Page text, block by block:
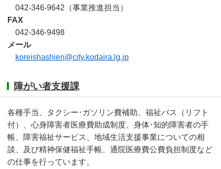
042-346-9642（事業推進担当）
FAX
042-346-9498
メール
koreishashien@city.kodaira.lg.jp
障がい者支援課
各種手当、タクシー･ガソリン費補助、福祉バス（リフト
付）、心身障害者医療費助成制度、身体･知的障害者の手
帳、障害福祉サービス、地域生活支援事業についての相
談、及び精神保健福祉手帳、通院医療費公費負担制度など
の仕事を行っています。